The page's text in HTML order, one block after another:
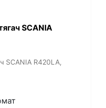
SCANIA
SCANIA R420LA,